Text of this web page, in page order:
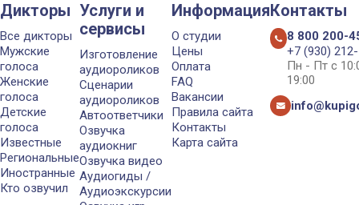
Дикторы
Все дикторы
Мужские
голоса
Женские
голоса
Детские
голоса
Известные
Региональные
Иностранные
Кто озвучил
Услуги и
сервисы
Изготовление
аудиороликов
Сценарии
аудиороликов
Автоответчики
Озвучка
аудиокниг
Озвучка видео
Аудиогиды /
Аудиоэкскурсии
Информация
О студии
Цены
Оплата
FAQ
Вакансии
Правила сайта
Контакты
Карта сайта
Контакты
8 800 200-
+7 (930)
Пн - Пт с
19:00